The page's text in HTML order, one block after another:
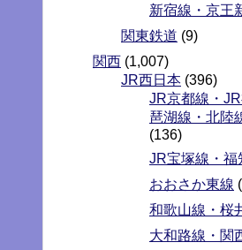
新宿線・京王
関東鉄道 (9)
関西 (1,007)
JR西日本 (396)
JR京都線・
琶湖線・北陸
(136)
JR宝塚線・福
おおさか東線
和歌山線・桜
大和路線・関